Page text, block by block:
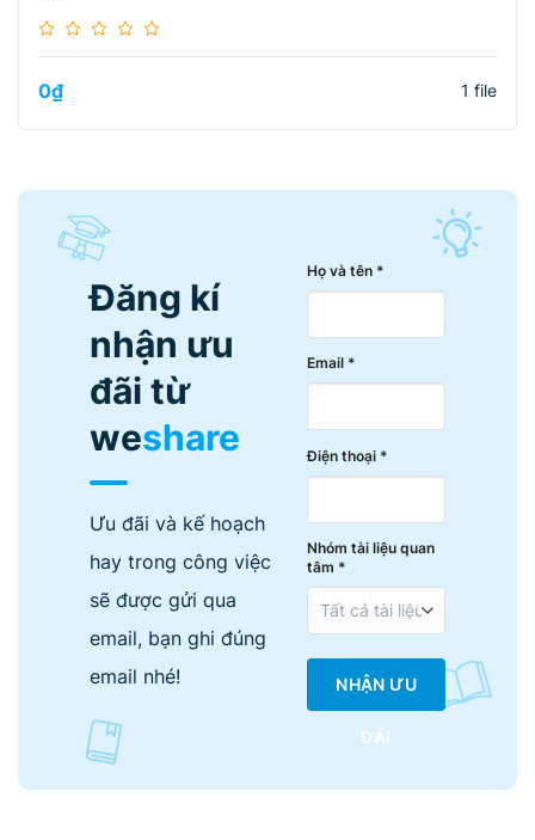
0₫ 1 file
Đăng kí
nhận ưu
đãi từ
weshare
Ưu đãi và kế hoạch
hay trong công việc
sẽ được gửi qua
email, bạn ghi đúng
email nhé!
Họ và tên *
Email *
Điện thoại *
Nhóm tài liệu quan
tâm *
NHẬN ƯU
ĐÃI